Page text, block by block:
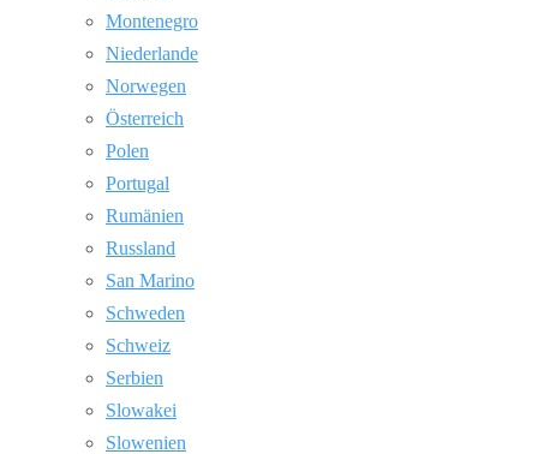
Montenegro
Niederlande
Norwegen
Österreich
Polen
Portugal
Rumänien
Russland
San Marino
Schweden
Schweiz
Serbien
Slowakei
Slowenien